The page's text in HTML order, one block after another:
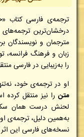
ترجمه‌ی فارسی کتاب
درخشان‌ترین ترجمه‌های
مترجمان و نویسندگان
زبان و فرهنگ فرانسه،
را به‌زیبایی در فارسی
او در ترجمه‌ی خود،
متن را نیز منتقل
لحنش درست همان
به‌همین دلیل، ترجمه‌ی او
نسخه‌های فارسی این